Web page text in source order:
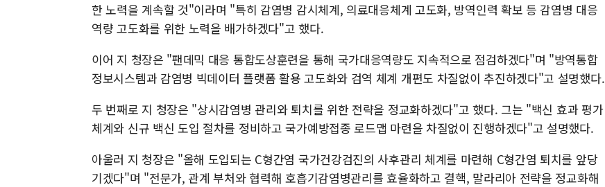
한 노력을 계속할 것"이라며 "특히 감염병 감시체계, 의료대응체계 고도화, 방역인력 확보 등 감염병 대응
역량 고도화를 위한 노력을 배가하겠다"고 했다.
이어 지 청장은 "팬데믹 대응 통합도상훈련을 통해 국가대응역량도 지속적으로 점검하겠다"며 "방역통합
정보시스템과 감염병 빅데이터 플랫폼 활용 고도화와 검역 체계 개편도 차질없이 추진하겠다"고 설명했다.
두 번째로 지 청장은 "상시감염병 관리와 퇴치를 위한 전략을 정교화하겠다"고 했다. 그는 "백신 효과 평가
체계와 신규 백신 도입 절차를 정비하고 국가예방접종 로드맵 마련을 차질없이 진행하겠다"고 설명했다.
아울러 지 청장은 "올해 도입되는 C형간염 국가건강검진의 사후관리 체계를 마련해 C형간염 퇴치를 앞당
기겠다"며 "전문가, 관계 부처와 협력해 호흡기감염병관리를 효율화하고 결핵, 말라리아 전략을 정교화해